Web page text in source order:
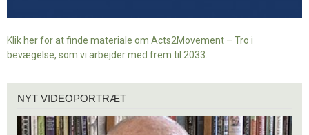
Klik her for at finde materiale om Acts2Movement – Tro i
bevægelse, som vi arbejder med frem til 2033.
videoportræt
NYT VIDEOPORTRÆT